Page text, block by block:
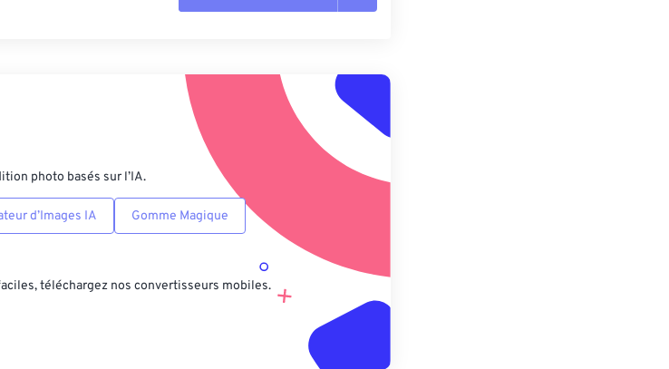
Appliquer à partir du préréglage
Enregistrer comme préréglage
photo basés sur l’IA.
d’Images IA Gomme Magique
téléchargez nos convertisseurs mobiles.